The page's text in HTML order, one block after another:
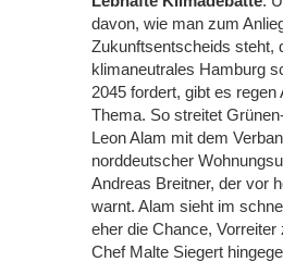
davon, wie man zum
Zukunftsentscheids steht,
klimaneutrales Hamburg
2045 fordert, gibt es
Thema. So streitet
Leon Alam mit dem
norddeutscher
Andreas Breitner, der vor
warnt. Alam sieht im
eher die Chance,
Chef Malte Siegert